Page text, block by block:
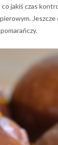
jakiś czas
pomarańczy.